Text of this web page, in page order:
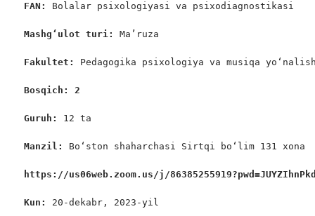
FAN: Bolalar psixologiyasi va psixodiagnostikasi
Mashg‘ulot turi: Ma’ruza
Fakultet: Pedagogika psixologiya va musiqa
Bosqich: 2
Guruh: 12 ta
Manzil: Bo‘ston shaharchasi Sirtqi bo‘lim 131 xona
https://us06web.zoom.us/j/
Kun: 20-dekabr, 2023-yil